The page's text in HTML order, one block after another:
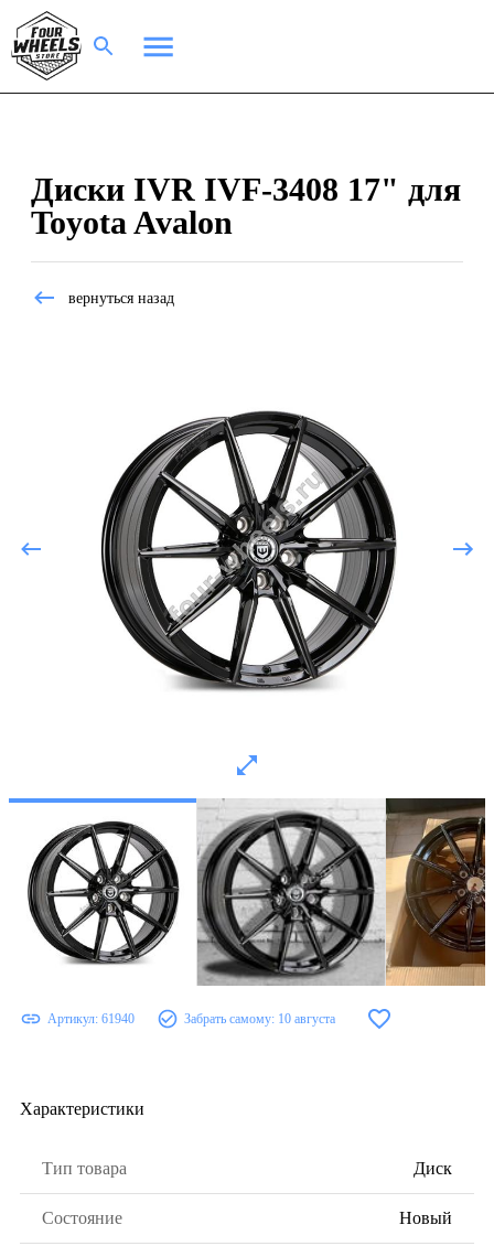
Диски IVR IVF-3408 17" для
Toyota Avalon
вернуться назад
Артикул: 61940 Забрать самому: 10 августа
Характеристики
Тип товара Диск
Состояние Новый